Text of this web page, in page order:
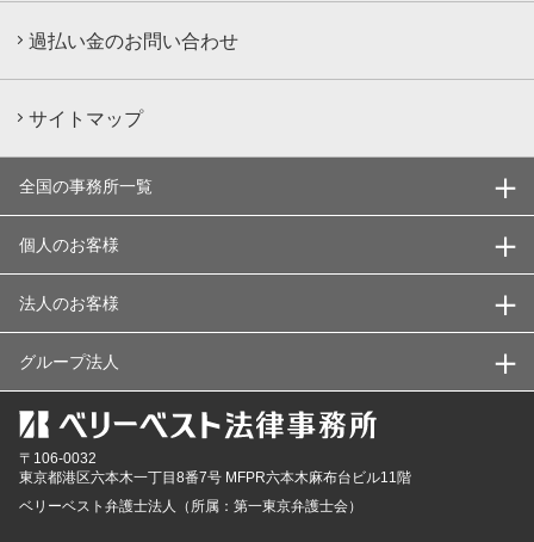
過払い金のお問い合わせ
サイトマップ
全国の事務所一覧
個人のお客様
法人のお客様
グループ法人
〒106-0032
東京都港区六本木一丁目8番7号 MFPR六本木麻布台ビル11階
ベリーベスト弁護士法人（所属：第一東京弁護士会）